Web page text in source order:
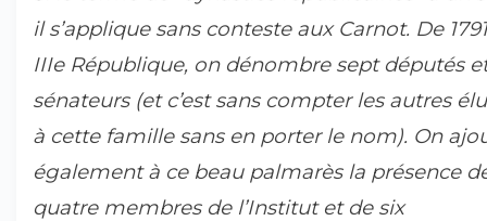
il s’applique sans conteste aux Carnot. De
IIIe République, on dénombre sept députés
sénateurs (et c’est sans compter les autres
à cette famille sans en porter le nom). On
également à ce beau palmarès la présence
quatre membres de l’Institut et de six